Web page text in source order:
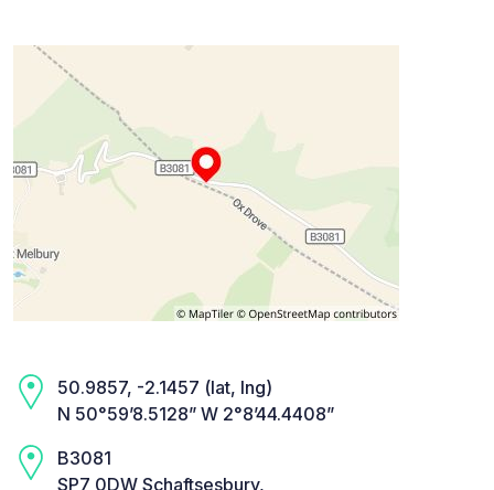
50.9857, -2.1457 (lat, lng)
N 50°59’8.5128” W 2°8’44.4408”
B3081
SP7 0DW Schaftsesbury,